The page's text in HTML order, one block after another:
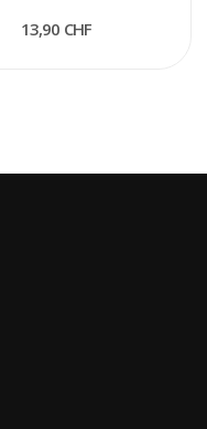
13,90 CHF